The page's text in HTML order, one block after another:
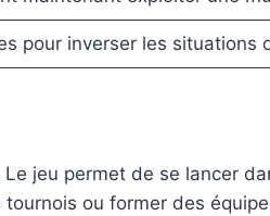
pour inverser les situations
Le jeu permet de se lancer
ou former des